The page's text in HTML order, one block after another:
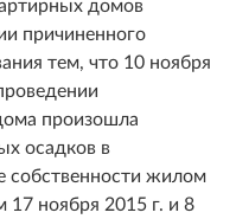
домов
причиненного
тем, что 10 ноября
произошла
осадков в
собственности жилом
17 ноября 2015 г. и 8